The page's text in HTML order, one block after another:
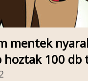
mentek
hoztak 100 db